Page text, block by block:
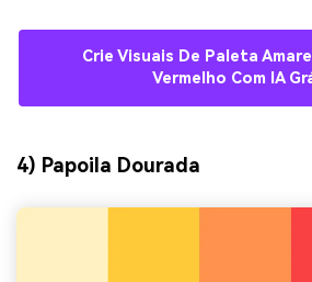
Crie Visuais De Paleta
Vermelho Com IA
4) Papoila Dourada